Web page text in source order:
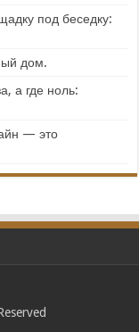
под беседку:
дом.
а где ноль:
— это